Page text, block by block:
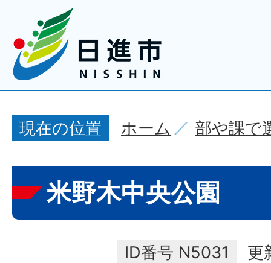
現在の位置 ホーム 部や課で
米野木中央公園
ID番号 N5031 更